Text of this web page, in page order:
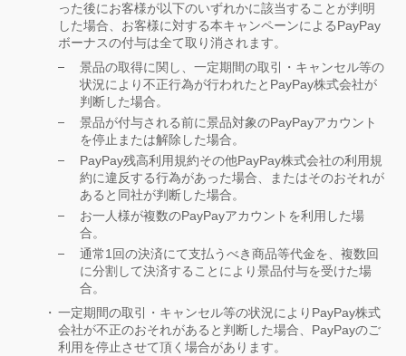
った後にお客様が以下のいずれかに該当することが判明
した場合、お客様に対する本キャンペーンによるPayPay
ボーナスの付与は全て取り消されます。
景品の取得に関し、一定期間の取引・キャンセル等の
状況により不正行為が行われたとPayPay株式会社が
判断した場合。
景品が付与される前に景品対象のPayPayアカウント
を停止または解除した場合。
PayPay残高利用規約その他PayPay株式会社の利用規
約に違反する行為があった場合、またはそのおそれが
あると同社が判断した場合。
お一人様が複数のPayPayアカウントを利用した場
合。
通常1回の決済にて支払うべき商品等代金を、複数回
に分割して決済することにより景品付与を受けた場
合。
一定期間の取引・キャンセル等の状況によりPayPay株式
会社が不正のおそれがあると判断した場合、PayPayのご
利用を停止させて頂く場合があります。